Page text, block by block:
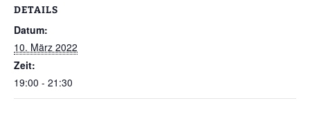
DETAILS
Datum:
10. März 2022
Zeit:
19:00 - 21:30